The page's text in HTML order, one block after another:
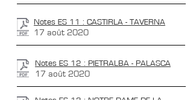
Notes ES 11 : CASTIRLA - TAVERNA
17 août 2020
Notes ES 12 : PIETRALBA - PALASCA
17 août 2020